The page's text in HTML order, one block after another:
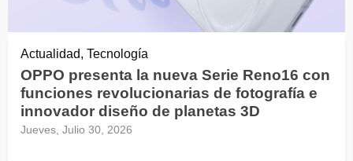
Actualidad, Tecnología
OPPO presenta la nueva Serie Reno16 con
funciones revolucionarias de fotografía e
innovador diseño de planetas 3D
Jueves, Julio 30, 2026